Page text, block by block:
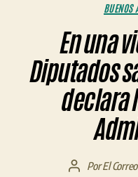
BUENOS
En una
Diputados
declara
AutorPorEl